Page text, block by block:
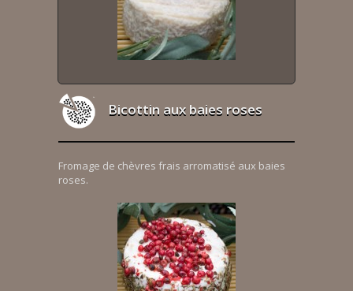
Bicottin aux baies roses
Fromage de chèvres frais arromatisé aux baies
roses.